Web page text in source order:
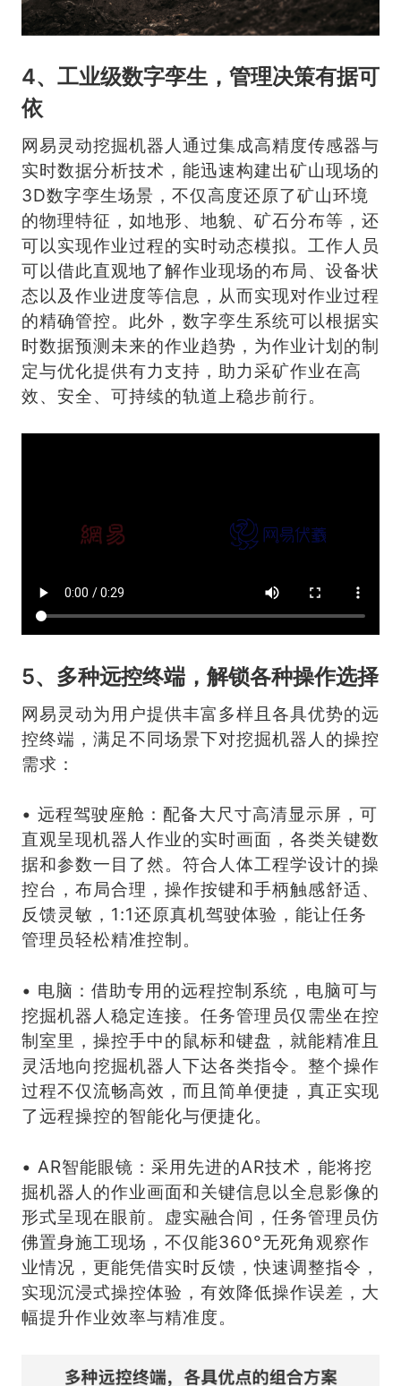
4、工业级数字孪生，管理决策有据可
依
网易灵动挖掘机器人通过集成高精度传感器与
实时数据分析技术，能迅速构建出矿山现场的
3D数字孪生场景，不仅高度还原了矿山环境
的物理特征，如地形、地貌、矿石分布等，还
可以实现作业过程的实时动态模拟。工作人员
可以借此直观地了解作业现场的布局、设备状
态以及作业进度等信息，从而实现对作业过程
的精确管控。此外，数字孪生系统可以根据实
时数据预测未来的作业趋势，为作业计划的制
定与优化提供有力支持，助力采矿作业在高
效、安全、可持续的轨道上稳步前行。
5、多种远控终端，解锁各种操作选择
网易灵动为用户提供丰富多样且各具优势的远
控终端，满足不同场景下对挖掘机器人的操控
需求：
• 远程驾驶座舱：配备大尺寸高清显示屏，可
直观呈现机器人作业的实时画面，各类关键数
据和参数一目了然。符合人体工程学设计的操
控台，布局合理，操作按键和手柄触感舒适、
反馈灵敏，1:1还原真机驾驶体验，能让任务
管理员轻松精准控制。
• 电脑：借助专用的远程控制系统，电脑可与
挖掘机器人稳定连接。任务管理员仅需坐在控
制室里，操控手中的鼠标和键盘，就能精准且
灵活地向挖掘机器人下达各类指令。整个操作
过程不仅流畅高效，而且简单便捷，真正实现
了远程操控的智能化与便捷化。
• AR智能眼镜：采用先进的AR技术，能将挖
掘机器人的作业画面和关键信息以全息影像的
形式呈现在眼前。虚实融合间，任务管理员仿
佛置身施工现场，不仅能360°无死角观察作
业情况，更能凭借实时反馈，快速调整指令，
实现沉浸式操控体验，有效降低操作误差，大
幅提升作业效率与精准度。